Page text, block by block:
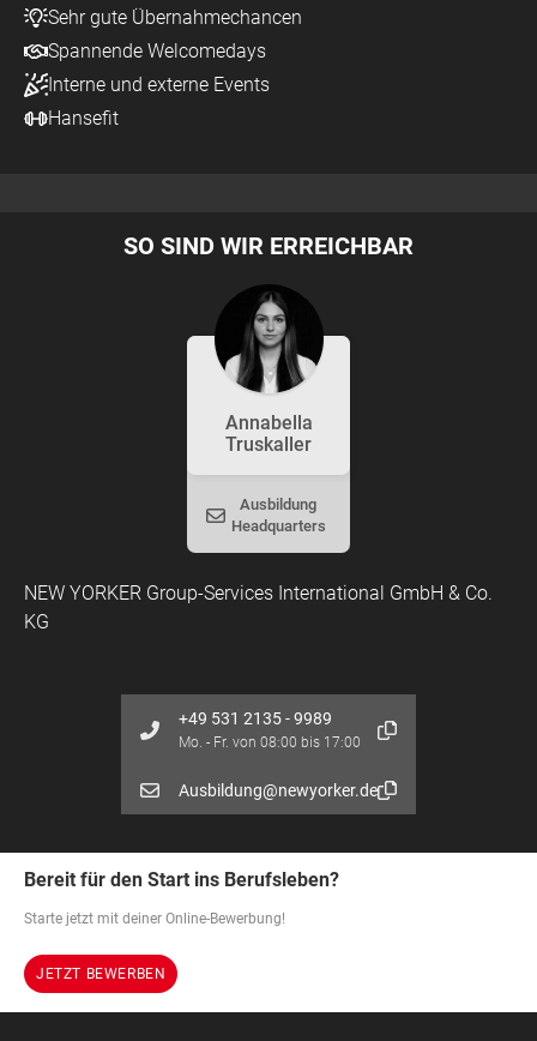
Sehr gute Übernahmechancen
Spannende Welcomedays
Interne und externe Events
Hansefit
SO SIND WIR ERREICHBAR
Annabella
Truskaller
Ausbildung
Headquarters
NEW YORKER Group-Services International GmbH & Co.
KG
+49 531 2135 - 9989
Mo. - Fr. von 08:00 bis 17:00
Ausbildung@newyorker.de
Bereit für den Start ins Berufsleben?
Starte jetzt mit deiner Online-Bewerbung!
JETZT BEWERBEN